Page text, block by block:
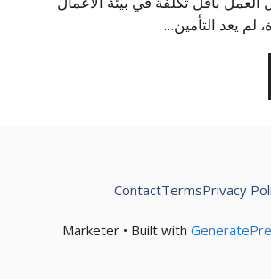
لم يعد التأمين...
Privacy
Terms
Contact